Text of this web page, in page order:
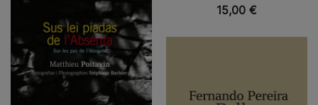
VUE RAPIDE
15,00 €